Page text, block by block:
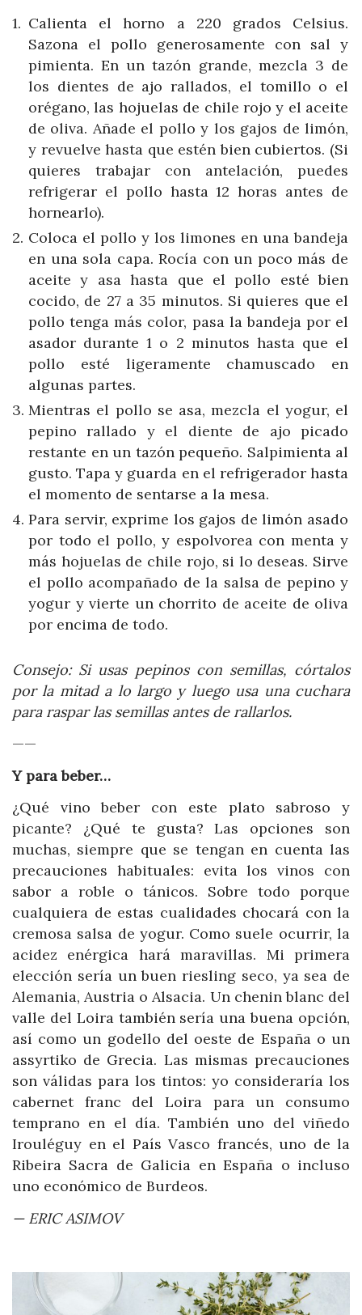
Calienta el horno a 220 grados Celsius.
Sazona el pollo generosamente con sal y
pimienta. En un tazón grande, mezcla 3 de
los dientes de ajo rallados, el tomillo o el
orégano, las hojuelas de chile rojo y el aceite
de oliva. Añade el pollo y los gajos de limón,
y revuelve hasta que estén bien cubiertos. (Si
quieres trabajar con antelación, puedes
refrigerar el pollo hasta 12 horas antes de
hornearlo).
Coloca el pollo y los limones en una bandeja
en una sola capa. Rocía con un poco más de
aceite y asa hasta que el pollo esté bien
cocido, de 27 a 35 minutos. Si quieres que el
pollo tenga más color, pasa la bandeja por el
asador durante 1 o 2 minutos hasta que el
pollo esté ligeramente chamuscado en
algunas partes.
Mientras el pollo se asa, mezcla el yogur, el
pepino rallado y el diente de ajo picado
restante en un tazón pequeño. Salpimienta al
gusto. Tapa y guarda en el refrigerador hasta
el momento de sentarse a la mesa.
Para servir, exprime los gajos de limón asado
por todo el pollo, y espolvorea con menta y
más hojuelas de chile rojo, si lo deseas. Sirve
el pollo acompañado de la salsa de pepino y
yogur y vierte un chorrito de aceite de oliva
por encima de todo.
Consejo: Si usas pepinos con semillas, córtalos
por la mitad a lo largo y luego usa una cuchara
para raspar las semillas antes de rallarlos.
——
Y para beber…
¿Qué vino beber con este plato sabroso y
picante? ¿Qué te gusta? Las opciones son
muchas, siempre que se tengan en cuenta las
precauciones habituales: evita los vinos con
sabor a roble o tánicos. Sobre todo porque
cualquiera de estas cualidades chocará con la
cremosa salsa de yogur. Como suele ocurrir, la
acidez enérgica hará maravillas. Mi primera
elección sería un buen riesling seco, ya sea de
Alemania, Austria o Alsacia. Un chenin blanc del
valle del Loira también sería una buena opción,
así como un godello del oeste de España o un
assyrtiko de Grecia. Las mismas precauciones
son válidas para los tintos: yo consideraría los
cabernet franc del Loira para un consumo
temprano en el día. También uno del viñedo
Irouléguy en el País Vasco francés, uno de la
Ribeira Sacra de Galicia en España o incluso
uno económico de Burdeos.
— ERIC ASIMOV